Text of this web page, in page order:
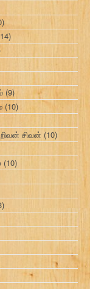
(9)
(10)
சிவன் (10)
(10)